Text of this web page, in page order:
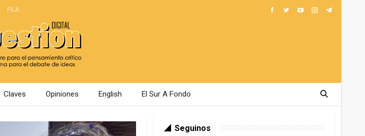
FILA
Claves Opiniones English El Sur A Fondo
Seguinos